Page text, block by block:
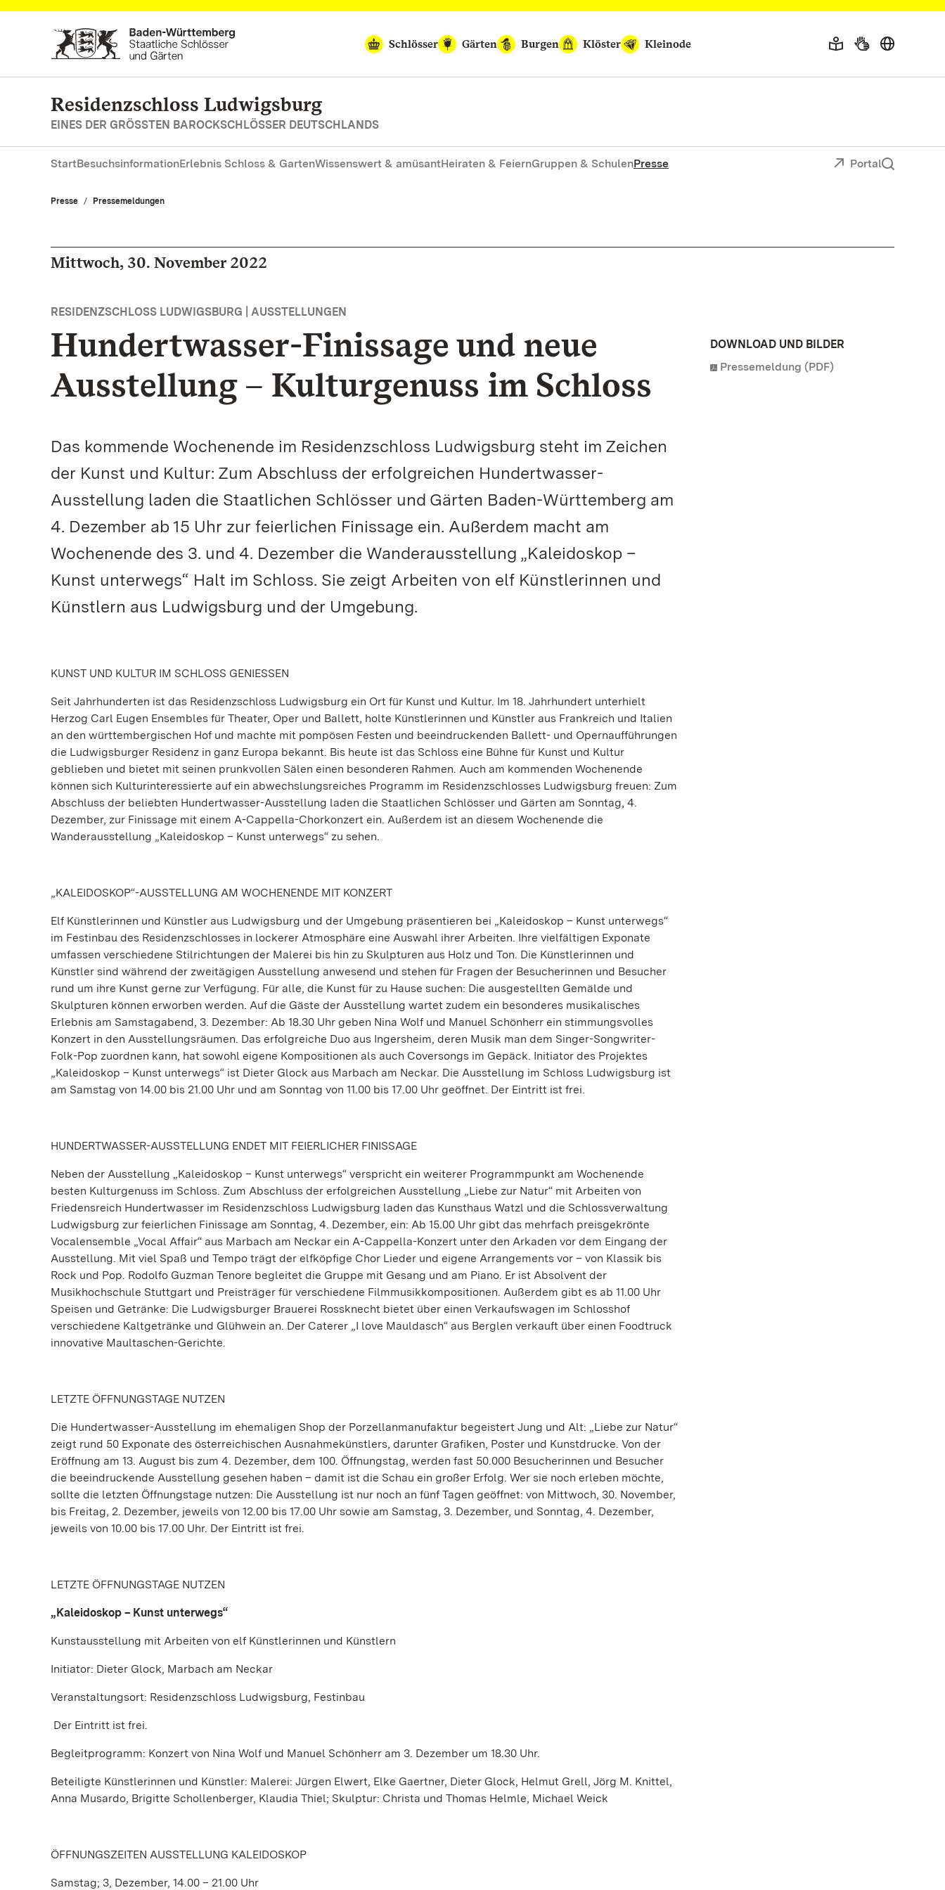
Zum Hauptinhalt springen
Schlösser
Gärten Burgen Klöster Kleinode
Residenzschloss Ludwigsburg
EINES DER GRÖSSTEN BAROCKSCHLÖSSER DEUTSCHLANDS
StartBesuchsinformationErlebnis Schloss & GartenWissenswert & amüsantHeiraten & FeiernGruppen & SchulenPresse Portal
Presse Pressemeldungen
Mittwoch, 30. November 2022
RESIDENZSCHLOSS LUDWIGSBURG | AUSSTELLUNGEN
Hundertwasser-Finissage und neue
Ausstellung – Kulturgenuss im Schloss
Das kommende Wochenende im Residenzschloss Ludwigsburg steht im Zeichen
der Kunst und Kultur: Zum Abschluss der erfolgreichen Hundertwasser-
Ausstellung laden die Staatlichen Schlösser und Gärten Baden-Württemberg am
4. Dezember ab 15 Uhr zur feierlichen Finissage ein. Außerdem macht am
Wochenende des 3. und 4. Dezember die Wanderausstellung „Kaleidoskop –
Kunst unterwegs“ Halt im Schloss. Sie zeigt Arbeiten von elf Künstlerinnen und
Künstlern aus Ludwigsburg und der Umgebung.
KUNST UND KULTUR IM SCHLOSS GENIESSEN
Seit Jahrhunderten ist das Residenzschloss Ludwigsburg ein Ort für Kunst und Kultur. Im 18. Jahrhundert unterhielt
Herzog Carl Eugen Ensembles für Theater, Oper und Ballett, holte Künstlerinnen und Künstler aus Frankreich und Italien
an den württembergischen Hof und machte mit pompösen Festen und beeindruckenden Ballett- und Opernaufführungen
die Ludwigsburger Residenz in ganz Europa bekannt. Bis heute ist das Schloss eine Bühne für Kunst und Kultur
geblieben und bietet mit seinen prunkvollen Sälen einen besonderen Rahmen. Auch am kommenden Wochenende
können sich Kulturinteressierte auf ein abwechslungsreiches Programm im Residenzschlosses Ludwigsburg freuen: Zum
Abschluss der beliebten Hundertwasser-Ausstellung laden die Staatlichen Schlösser und Gärten am Sonntag, 4.
Dezember, zur Finissage mit einem A-Cappella-Chorkonzert ein. Außerdem ist an diesem Wochenende die
Wanderausstellung „Kaleidoskop – Kunst unterwegs“ zu sehen.
„KALEIDOSKOP“-AUSSTELLUNG AM WOCHENENDE MIT KONZERT
Elf Künstlerinnen und Künstler aus Ludwigsburg und der Umgebung präsentieren bei „Kaleidoskop – Kunst unterwegs“
im Festinbau des Residenzschlosses in lockerer Atmosphäre eine Auswahl ihrer Arbeiten. Ihre vielfältigen Exponate
umfassen verschiedene Stilrichtungen der Malerei bis hin zu Skulpturen aus Holz und Ton. Die Künstlerinnen und
Künstler sind während der zweitägigen Ausstellung anwesend und stehen für Fragen der Besucherinnen und Besucher
rund um ihre Kunst gerne zur Verfügung. Für alle, die Kunst für zu Hause suchen: Die ausgestellten Gemälde und
Skulpturen können erworben werden. Auf die Gäste der Ausstellung wartet zudem ein besonderes musikalisches
Erlebnis am Samstagabend, 3. Dezember: Ab 18.30 Uhr geben Nina Wolf und Manuel Schönherr ein stimmungsvolles
Konzert in den Ausstellungsräumen. Das erfolgreiche Duo aus Ingersheim, deren Musik man dem Singer-Songwriter-
Folk-Pop zuordnen kann, hat sowohl eigene Kompositionen als auch Coversongs im Gepäck. Initiator des Projektes
„Kaleidoskop – Kunst unterwegs“ ist Dieter Glock aus Marbach am Neckar. Die Ausstellung im Schloss Ludwigsburg ist
am Samstag von 14.00 bis 21.00 Uhr und am Sonntag von 11.00 bis 17.00 Uhr geöffnet. Der Eintritt ist frei.
HUNDERTWASSER-AUSSTELLUNG ENDET MIT FEIERLICHER FINISSAGE
Neben der Ausstellung „Kaleidoskop – Kunst unterwegs“ verspricht ein weiterer Programmpunkt am Wochenende
besten Kulturgenuss im Schloss. Zum Abschluss der erfolgreichen Ausstellung „Liebe zur Natur“ mit Arbeiten von
Friedensreich Hundertwasser im Residenzschloss Ludwigsburg laden das Kunsthaus Watzl und die Schlossverwaltung
Ludwigsburg zur feierlichen Finissage am Sonntag, 4. Dezember, ein: Ab 15.00 Uhr gibt das mehrfach preisgekrönte
Vocalensemble „Vocal Affair“ aus Marbach am Neckar ein A-Cappella-Konzert unter den Arkaden vor dem Eingang der
Ausstellung. Mit viel Spaß und Tempo trägt der elfköpfige Chor Lieder und eigene Arrangements vor – von Klassik bis
Rock und Pop. Rodolfo Guzman Tenore begleitet die Gruppe mit Gesang und am Piano. Er ist Absolvent der
Musikhochschule Stuttgart und Preisträger für verschiedene Filmmusikkompositionen. Außerdem gibt es ab 11.00 Uhr
Speisen und Getränke: Die Ludwigsburger Brauerei Rossknecht bietet über einen Verkaufswagen im Schlosshof
verschiedene Kaltgetränke und Glühwein an. Der Caterer „I love Mauldasch“ aus Berglen verkauft über einen Foodtruck
innovative Maultaschen-Gerichte.
LETZTE ÖFFNUNGSTAGE NUTZEN
Die Hundertwasser-Ausstellung im ehemaligen Shop der Porzellanmanufaktur begeistert Jung und Alt: „Liebe zur Natur“
zeigt rund 50 Exponate des österreichischen Ausnahmekünstlers, darunter Grafiken, Poster und Kunstdrucke. Von der
Eröffnung am 13. August bis zum 4. Dezember, dem 100. Öffnungstag, werden fast 50.000 Besucherinnen und Besucher
die beeindruckende Ausstellung gesehen haben – damit ist die Schau ein großer Erfolg. Wer sie noch erleben möchte,
sollte die letzten Öffnungstage nutzen: Die Ausstellung ist nur noch an fünf Tagen geöffnet: von Mittwoch, 30. November,
bis Freitag, 2. Dezember, jeweils von 12.00 bis 17.00 Uhr sowie am Samstag, 3. Dezember, und Sonntag, 4. Dezember,
jeweils von 10.00 bis 17.00 Uhr. Der Eintritt ist frei.
LETZTE ÖFFNUNGSTAGE NUTZEN
„Kaleidoskop – Kunst unterwegs“
Kunstausstellung mit Arbeiten von elf Künstlerinnen und Künstlern
Initiator: Dieter Glock, Marbach am Neckar
Veranstaltungsort: Residenzschloss Ludwigsburg, Festinbau
Der Eintritt ist frei.
Begleitprogramm: Konzert von Nina Wolf und Manuel Schönherr am 3. Dezember um 18.30 Uhr.
Beteiligte Künstlerinnen und Künstler: Malerei: Jürgen Elwert, Elke Gaertner, Dieter Glock, Helmut Grell, Jörg M. Knittel,
Anna Musardo, Brigitte Schollenberger, Klaudia Thiel; Skulptur: Christa und Thomas Helmle, Michael Weick
ÖFFNUNGSZEITEN AUSSTELLUNG KALEIDOSKOP
Samstag; 3, Dezember, 14.00 – 21.00 Uhr
DOWNLOAD UND BILDER
Pressemeldung (PDF)